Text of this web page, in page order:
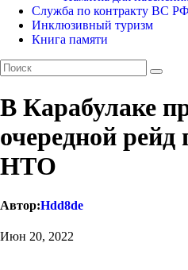
Служба по контракту ВС РФ
Инклюзивный туризм
Книга памяти
В Карабулаке
очередной рейд
НТО
Автор:Hdd8de
Июн 20, 2022